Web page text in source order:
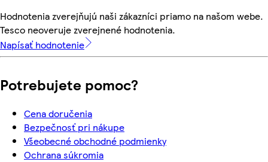
Hodnotenia zverejňujú naši zákazníci priamo na našom webe.
Tesco neoveruje zverejnené hodnotenia.
Napísať hodnotenie
Potrebujete pomoc?
Cena doručenia
Bezpečnosť pri nákupe
Všeobecné obchodné podmienky
Ochrana súkromia